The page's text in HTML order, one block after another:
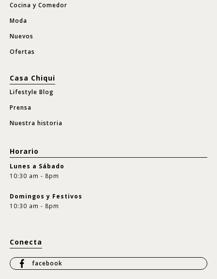
Cocina y Comedor
Moda
Nuevos
Ofertas
Casa Chiqui
Lifestyle Blog
Prensa
Nuestra historia
Horario
Lunes a Sábado
10:30 am - 8pm
Domingos y Festivos
10:30 am - 8pm
Conecta
facebook